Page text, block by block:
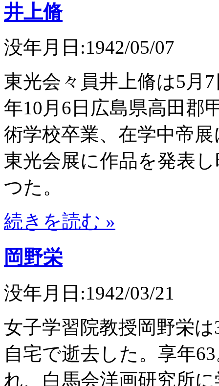
井上脩
没年月日:1942/05/07
東光会々員井上脩は5月
年10月6日広島県高田郡
術学校卒業、在学中帝
東光会展に作品を発表
つた。
続きを読む »
岡野栄
没年月日:1942/03/21
女子学習院教授岡野栄
自宅で逝去した。享年
れ、白馬会洋画研究所